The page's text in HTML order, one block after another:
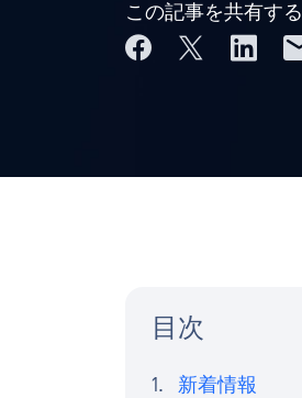
この記事を共有する
目次
新着情報